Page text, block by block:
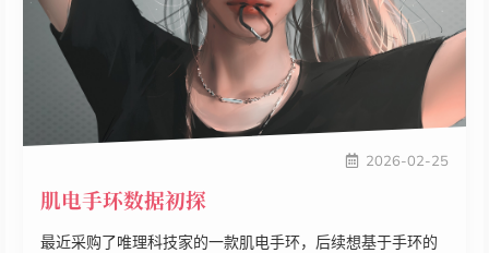
2026-02-25
肌电手环数据初探
最近采购了唯理科技家的一款肌电手环，后续想基于手环的